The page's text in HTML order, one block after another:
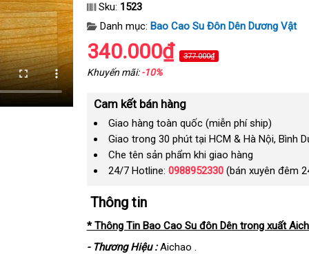
Sku: 1523
Danh mục: Bao Cao Su Đôn Dên Dương Vật
340.000₫ 377.000₫
Khuyến mãi:-10%
Cam kết bán hàng
Giao hàng toàn quốc (miễn phí ship)
Giao trong 30 phút tại HCM & Hà Nội, Bình
Che tên sản phẩm khi giao hàng
24/7 Hotline: 0988952330(bán xuyên đêm
Thông tin
* Thông Tin Bao Cao Su đôn Dên trong xuất
- Thương Hiệu :Aichao .